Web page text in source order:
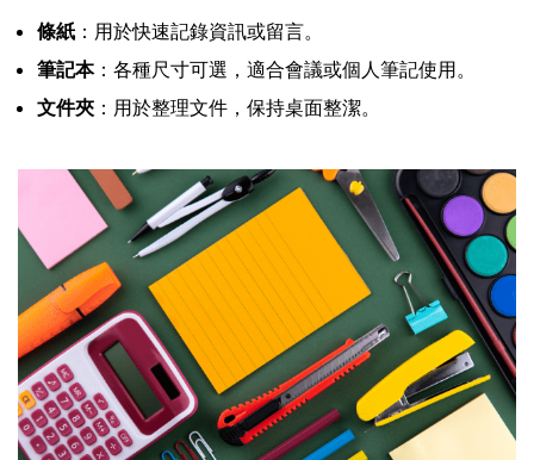
條紙 ：用於快速記錄資訊或留言。
筆記本：各種尺寸可選，適合會議或個人筆記使用。
文件夾 ：用於整理文件，保持桌面整潔。